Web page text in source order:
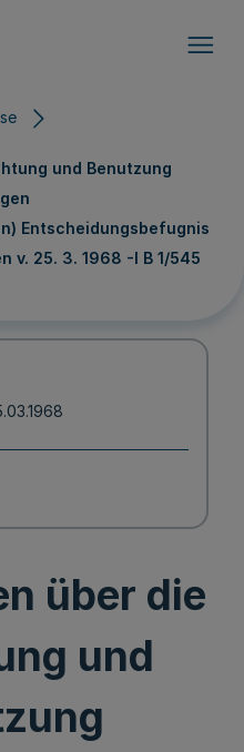
und Benutzung
Entscheidungsbefugnis
v. 25. 3. 1968 -I B 1/545
über die
und